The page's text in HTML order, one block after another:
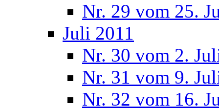
Nr. 29 vom 25.
Juli 2011
Nr. 30 vom 2.
Nr. 31 vom 9.
Nr. 32 vom 16.